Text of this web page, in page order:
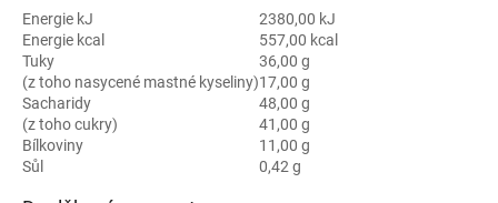
Energie kJ
2380,00 kJ
Energie kcal
557,00 kcal
Tuky
36,00 g
(z toho nasycené mastné kyseliny)17,00 g
Sacharidy
48,00 g
(z toho cukry)
41,00 g
Bílkoviny
11,00 g
Sůl
0,42 g